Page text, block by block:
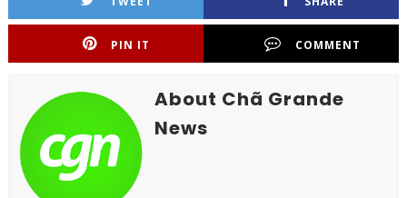
PIN IT COMMENT
About Chã Grande
News